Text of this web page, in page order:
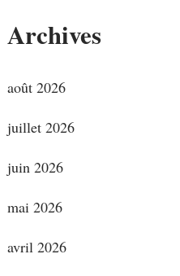
Archives
août 2026
juillet 2026
juin 2026
mai 2026
avril 2026